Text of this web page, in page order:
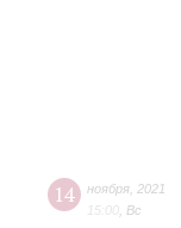
14 ноября 2021
15:00 Вс